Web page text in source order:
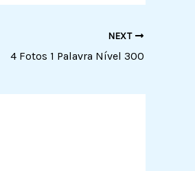
NEXT
4 Fotos 1 Palavra Nível 300